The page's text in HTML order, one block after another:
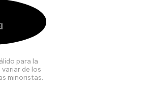
para la
de los
minoristas.